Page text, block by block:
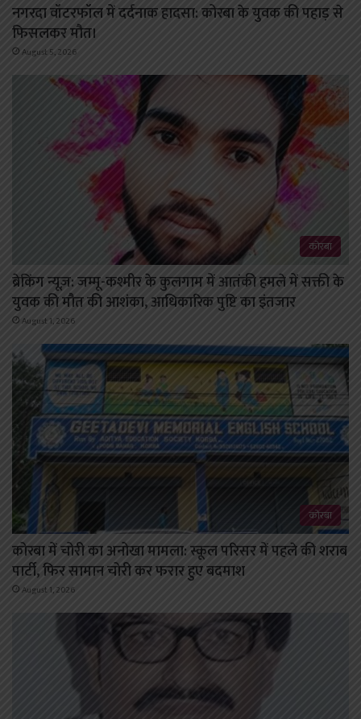
नगरदा वॉटरफॉल में दर्दनाक हादसा: कोरबा के युवक की पहाड़ से
फिसलकर मौत।
August 5, 2026
कोरबा
ब्रेकिंग न्यूज़: जम्मू-कश्मीर के कुलगाम में आतंकी हमले में सक्ती के
युवक की मौत की आशंका, आधिकारिक पुष्टि का इंतजार
August 1, 2026
कोरबा
कोरबा में चोरी का अनोखा मामला: स्कूल परिसर में पहले की शराब
पार्टी, फिर सामान चोरी कर फरार हुए बदमाश
August 1, 2026